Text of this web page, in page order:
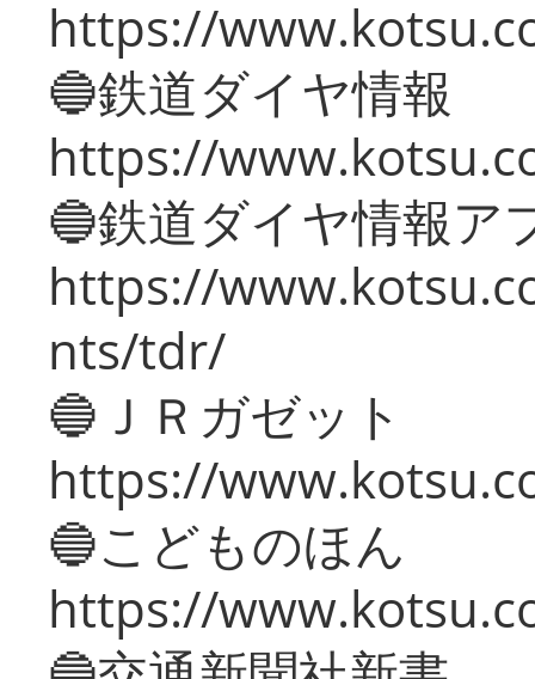
https://
🔵鉄道ダイヤ情報
https://
🔵鉄道ダイヤ情報ア
https://
nts/tdr/
🔵ＪＲガゼット
https://
🔵こどものほん
https://